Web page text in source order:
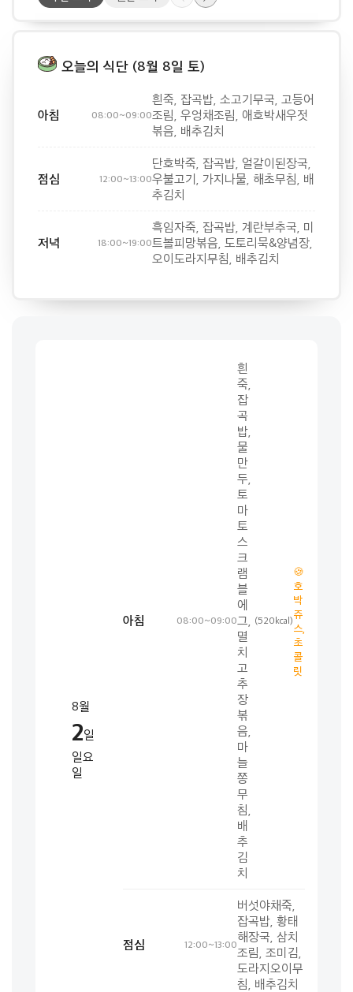
오늘의 식단 (8월 8일 토)
아침 08:00~09:00
흰죽, 잡곡밥, 소고기무국, 고등어
조림, 우엉채조림, 애호박새우젓
볶음, 배추김치
점심 12:00~13:00
단호박죽, 잡곡밥, 얼갈이된장국,
우불고기, 가지나물, 해초무침, 배
추김치
저녁 18:00~19:00
흑임자죽, 잡곡밥, 계란부추국, 미
트볼피망볶음, 도토리묵&양념장,
오이도라지무침, 배추김치
8월
2일
일요
일
아침 08:00~09:00
흰
죽,
잡
곡
밥,
물
만
두,
토
마
토
스
크
램
블
에
그,
멸
치
고
추
장
볶
음,
마
늘
쫑
무
침,
배
추
김
치
(520kcal)
🍪
호
박
쥬
스,
초
콜
릿
점심 12:00~13:00
버섯야채죽,
잡곡밥, 황태
해장국, 삼치
조림, 조미김,
도라지오이무
침, 배추김치